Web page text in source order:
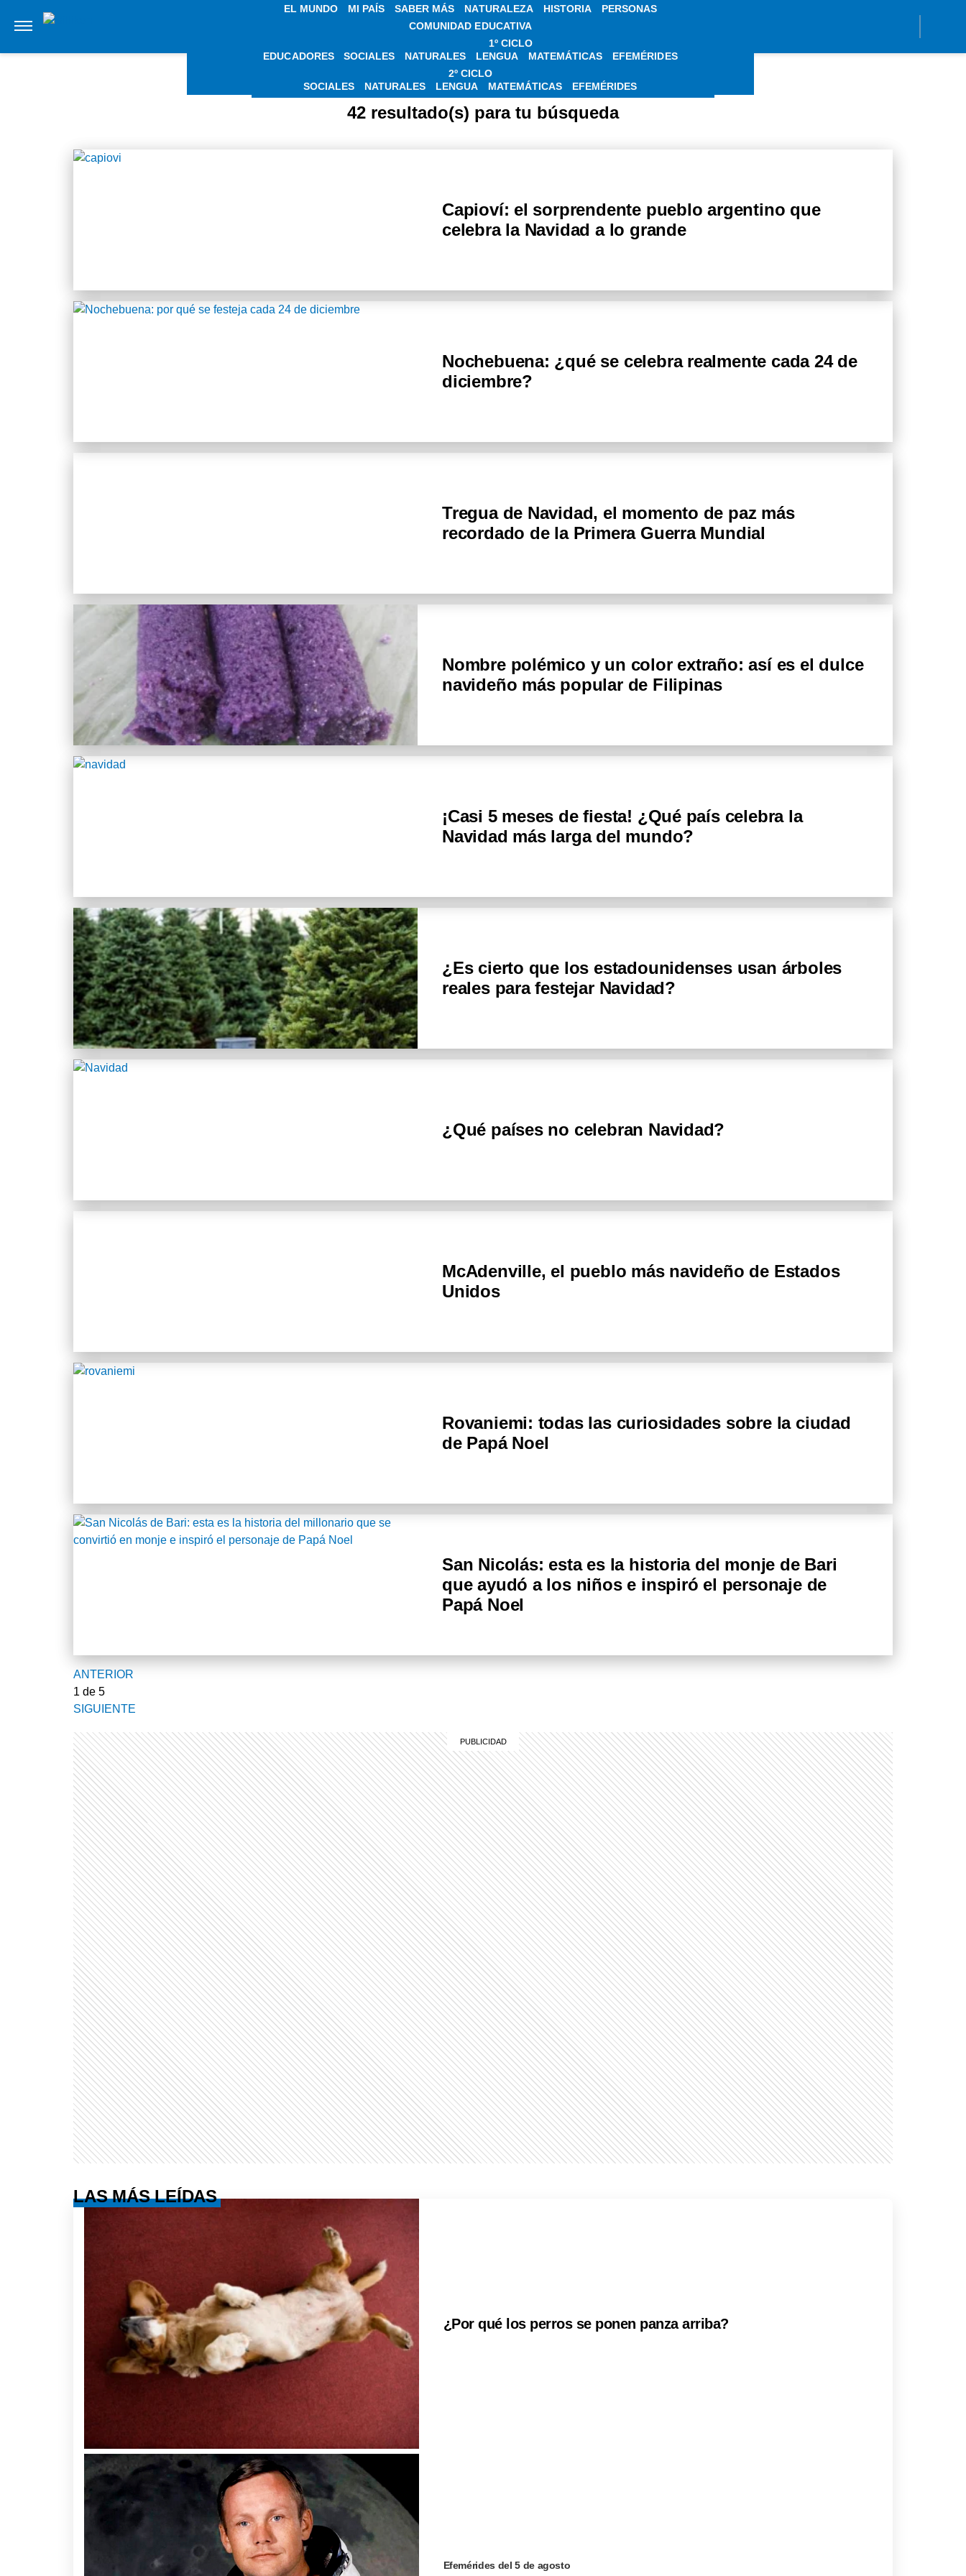
EL MUNDO MI PAÍS SABER MÁS NATURALEZA HISTORIA
PERSONAS
COMUNIDAD EDUCATIVA
EDUCADORES
1º CICLO
SOCIALES
NATURALES LENGUA MATEMÁTICAS
EFEMÉRIDES
2º CICLO
SOCIALES
NATURALES LENGUA MATEMÁTICAS EFEMÉRIDES
NOTICIAS SOBRE NAVIDAD
42 resultado(s) para tu búsqueda
Capioví: el sorprendente pueblo argentino que
celebra la Navidad a lo grande
Nochebuena: ¿qué se celebra realmente cada 24 de
diciembre?
Tregua de Navidad, el momento de paz más
recordado de la Primera Guerra Mundial
Nombre polémico y un color extraño: así es el dulce
navideño más popular de Filipinas
¡Casi 5 meses de fiesta! ¿Qué país celebra la
Navidad más larga del mundo?
¿Es cierto que los estadounidenses usan árboles
reales para festejar Navidad?
¿Qué países no celebran Navidad?
McAdenville, el pueblo más navideño de Estados
Unidos
Rovaniemi: todas las curiosidades sobre la ciudad
de Papá Noel
San Nicolás: esta es la historia del monje de Bari
que ayudó a los niños e inspiró el personaje de
Papá Noel
ANTERIOR
1 de 5
SIGUIENTE
LAS MÁS LEÍDAS
¿Por qué los perros se ponen panza arriba?
Efemérides del 5 de agosto